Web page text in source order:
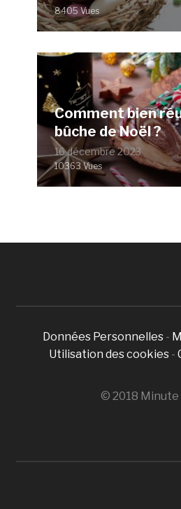
8405 Vues
Comment bien
bûche de Noël ?
16 décembre 2023
10363 Vues
Données Personnelles -
Utilisation des cookies -
© 2018 Minute